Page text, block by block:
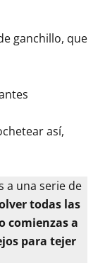
ganchillo, que
así,
a una serie de
todas las
comienzas a
para tejer